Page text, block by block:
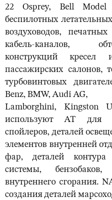
22 Osprey, Bell
беспилотных
воздуховодов,
кабель-каналов,
конструкций кресел
пассажирских салонов,
турбовинтовых
Benz, BMW, Audi AG,
Lamborghini, Kingston
используют АТ для
спойлеров, деталей
элементов внутренней
фар, деталей контура
системы, бензобаков,
внутреннего сгорания.
создания деталей